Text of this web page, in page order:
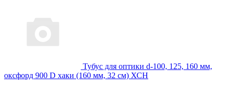
Тубус для оптики d-100, 125, 160 мм,
оксфорд 900 D хаки (160 мм, 32 см) ХСН